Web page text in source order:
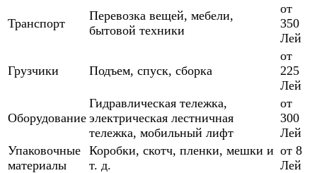
Транспорт
Перевозка вещей, мебели,
бытовой техники
от
350
Лей
Грузчики Подъем, спуск, сборка
от
225
Лей
Оборудование
Гидравлическая тележка,
электрическая лестничная
тележка, мобильный лифт
от
300
Лей
Упаковочные
материалы
Коробки, скотч, пленки, мешки и
т. д.
от 8
Лей